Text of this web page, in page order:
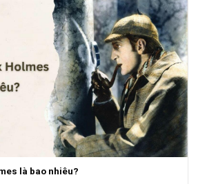
là bao nhiêu?